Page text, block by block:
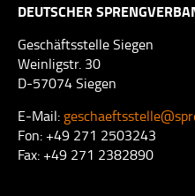
DEUTSCHER
Geschäftsstelle Siegen
Weinligstr. 30
D-57074 Siegen
E-Mail:
Fon: +49 271 2503243
Fax: +49 271 2382890